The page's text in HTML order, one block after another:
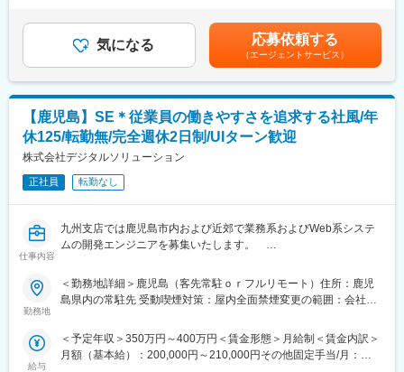
・高速道路の基幹システム（販売管理／会計システム、工程管
理）
・日本を代表する物流会社の社内システムの開発
・大手電機メーカーの電力システムの組込開発
・警備ロボット等、ロボットのシステム開発
※開発環境…言語：Java、C、C#、VB.net、PHP 他／OS：
Windows、Linux、Unix 他／DB：Oracle、SQLserver、
PostgreSQL、MySQL 他
話・スマートフォン以外にもお客様の生活に関わる商材を幅広く
扱っており、提案力や営業力を磨くことが可能です。
■商材：
携帯電話・スマートフォンやauひかり等の通信商材、でんき、au
Pay、クレジットカード等
■研修制度
入社後5日間の研修がございます。店舗配属後はOJTにより１～３
か月程度先輩社員からのフォローがございます。ご本人のスキル
■就業環境：
週休2日制の１か月ごとのシフト勤務制を導入※原則、火水が公休
■キャリアパス：
付けます。
販売のプロフェッショナルとして、地域に根付いた長期的な就業
はあくまでも目安の金額であり、選考を通じて上下する可能性が
あります。月給(月額)は固定手当を含めた表記です。
気になる 応募依頼する
（エージェントサービス）
【鹿児島】SE＊従業員の働きやすさを追求する社風/年
休125/転勤無/完全週休2日制/UIターン歓迎
株式会社デジタルソリューション
正社員 転勤なし
仕事内容
九州支店では鹿児島市内および近郊で業務系およびWeb系システ
ムの開発エンジニアを募集いたします。
■業務内容：
具体的には、受託プロジェクトにご参画頂き、設計（基本・詳
現在対応中の主なプロジェクトは以下の通りです（参考）。
・環境関連報告システム開発
勤務地
＜勤務地詳細＞鹿児島（客先常駐ｏｒフルリモート）住所：鹿児
島県内の常駐先 受動喫煙対策：屋内全面禁煙変更の範囲：会社の
給与
＜予定年収＞350万円～400万円＜賃金形態＞月給制＜賃金内訳＞
月額（基本給）：200,000円～210,000円その他固定手当/月：